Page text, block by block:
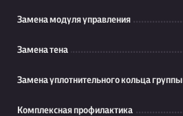
Замена модуля управления
Замена тена
Замена уплотнительного кольца группы
Комплексная профилактика